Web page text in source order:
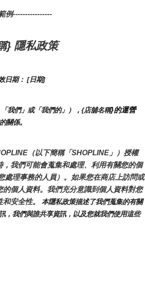
例----------------
} 隱私政策
日期： [日期]
我們」或「我們的」），{店舖名稱}的運營
關係。
（以下簡稱「SHOPLINE」）授權
我們可能會蒐集和處理、利用有關您的個
處理事務的人員）。如果您在商店上訪問或
個人資料。我們充分意識到個人資料對您
安全性。
本隱私政策描述了我們蒐集的有關
，我們與誰共享資訊，以及您就我們使用這些